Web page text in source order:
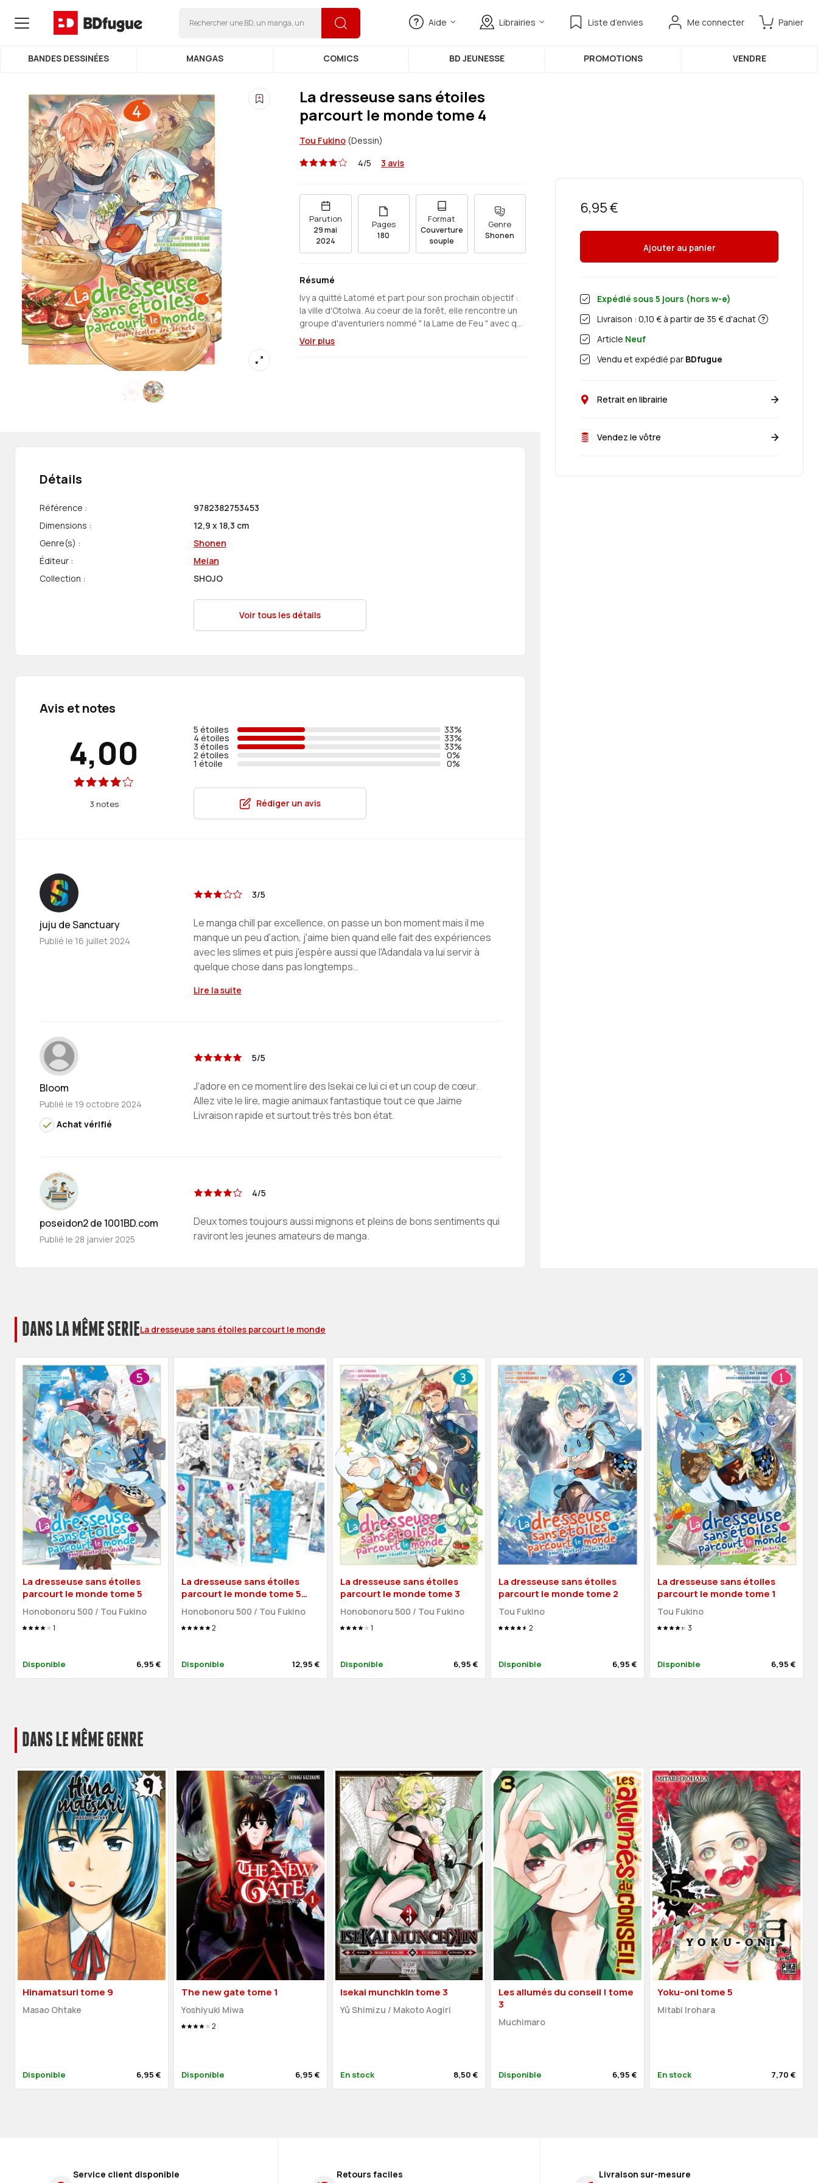
Aide Librairies Liste d’envies Me connecter Panier
BANDES DESSINÉES MANGAS COMICS BD JEUNESSE PROMOTIONS VENDRE
La dresseuse sans étoiles
parcourt le monde tome 4
Tou Fukino (Dessin)
4/5
3 avis
Parution
29 mai
2024
Pages
180
Format
Couverture
souple
Genre
Shonen
Résumé
Ivy a quitté Latomé et part pour son prochain objectif :
la ville d'Otolwa. Au coeur de la forêt, elle rencontre un
groupe d'aventuriers nommé " la Lame de Feu " avec qui
elle décide de faire un bout de chemin, tout en gardant
Sora et l'Adandala cachés. Mais après un début de
Voir plus
Détails
Référence :
9782382753453
Dimensions :
12,9 x 18,3 cm
Genre(s) :
Shonen
Éditeur :
Meian
Collection :
SHOJO
Voir tous les détails
Avis et notes
4,00
3 notes
5 étoiles 33%
4 étoiles 33%
3 étoiles 33%
2 étoiles 0%
1 étoile 0%
Rédiger un avis
juju de Sanctuary
Publié le 16 juillet 2024
3/5
Le manga chill par excellence, on passe un bon moment mais il me
manque un peu d'action, j'aime bien quand elle fait des expériences
avec les slimes et puis j'espère aussi que l'Adandala va lui servir à
quelque chose dans pas longtemps…
Lire la suite
Bloom
Publié le 19 octobre 2024
Achat vérifié
5/5
J'adore en ce moment lire des Isekai ce lui ci et un coup de cœur.
Allez vite le lire, magie animaux fantastique tout ce que Jaime
Livraison rapide et surtout très très bon état.
poseidon2 de 1001BD.com
Publié le 28 janvier 2025
4/5
Deux tomes toujours aussi mignons et pleins de bons sentiments qui
raviront les jeunes amateurs de manga.
6,95 €
Ajouter au panier
Expédié sous 5 jours (hors w-e)
Livraison : 0,10 € à partir de 35 € d'achat
Article Neuf
Vendu et expédié par BDfugue
Retrait en librairie
Vendez le vôtre
DANS LA MÊME SERIELa dresseuse sans étoiles parcourt le monde
La dresseuse sans étoiles
parcourt le monde tome 5
Honobonoru 500 / Tou Fukino
1
Disponible 6,95 €
La dresseuse sans étoiles
parcourt le monde tome 5
(édition limitée)
Honobonoru 500 / Tou Fukino
2
Disponible 12,95 €
La dresseuse sans étoiles
parcourt le monde tome 3
Honobonoru 500 / Tou Fukino
1
Disponible 6,95 €
La dresseuse sans étoiles
parcourt le monde tome 2
Tou Fukino
2
Disponible 6,95 €
La dresseuse sans étoiles
parcourt le monde tome 1
Tou Fukino
3
Disponible 6,95 €
DANS LE MÊME GENRE
Hinamatsuri tome 9
Masao Ohtake
Disponible 6,95 €
The new gate tome 1
Yoshiyuki Miwa
2
Disponible 6,95 €
Isekai munchkin tome 3
Yû Shimizu / Makoto Aogiri
En stock 8,50 €
Les allumés du conseil ! tome
3
Muchimaro
Disponible 6,95 €
Yoku-oni tome 5
Mitabi Irohara
En stock 7,70 €
Service client disponible Retours faciles Livraison sur-mesure